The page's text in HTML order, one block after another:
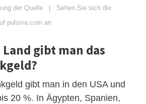
der Quelle
Sehen Sie sich die
pulsiva.com an
gibt man das
gibt man in den USA und
20 %. In Ägypten, Spanien,